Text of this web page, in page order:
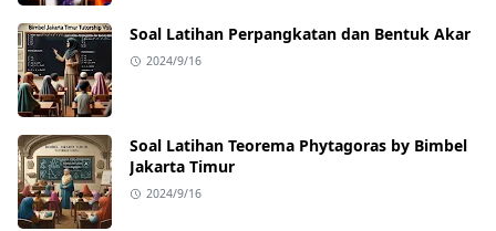
Soal Latihan Perpangkatan dan Bentuk Akar
2024/9/16
Soal Latihan Teorema Phytagoras by Bimbel
Jakarta Timur
2024/9/16